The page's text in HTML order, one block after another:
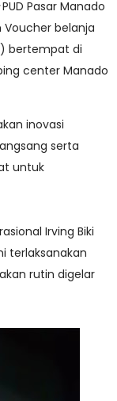
PUD Pasar Manado
belanja
bertempat di
center Manado
inovasi
serta
untuk
Irving Biki
terlaksanakan
rutin digelar